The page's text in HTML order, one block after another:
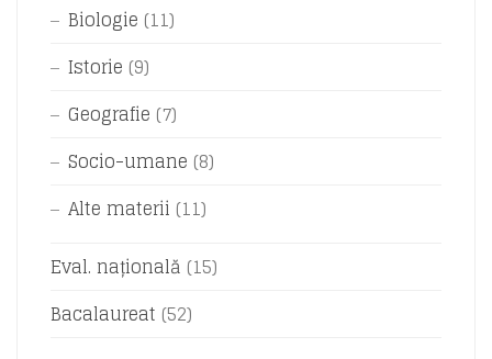
Biologie (11)
Istorie (9)
Geografie (7)
Socio-umane (8)
Alte materii (11)
Eval. națională (15)
Bacalaureat (52)